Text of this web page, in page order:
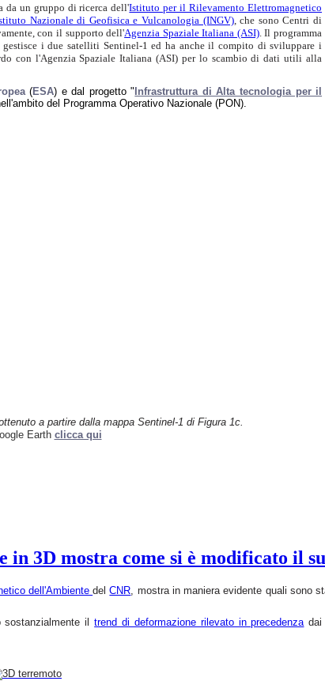
da un gruppo di ricerca dell'Istituto per il Rilevamento Elettromagnetico
Nazionale di Geofisica e Vulcanologia (INGV), che sono Centri di
con il supporto dell'Agenzia Spaziale Italiana (ASI). Il programma
gestisce i due satelliti Sentinel-1 ed ha anche il compito di sviluppare i
con l'Agenzia Spaziale Italiana (ASI) per lo scambio di dati utili alla
(ESA) e dal progetto "Infrastruttura di Alta tecnologia per il
del Programma Operativo Nazionale (PON).
a partire dalla mappa Sentinel-1 di Figura 1c.
Earth clicca qui
3D mostra come si è modificato il
dell'AmbientedelCNR, mostra in maniera evidente quali sono
sostanzialmente iltrend di deformazione rilevato in precedenzadai